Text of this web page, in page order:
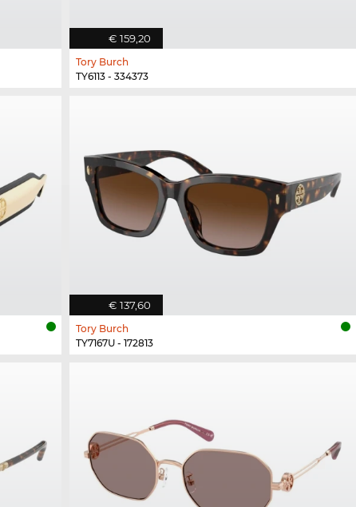
€ 159,20
Tory Burch
TY6113 - 334373
€ 137,60
Tory Burch
TY7167U - 172813